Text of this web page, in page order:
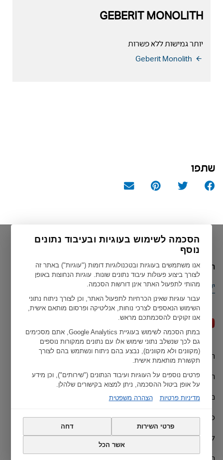
GEBERIT MONOLITH
יותר גמישות ללא פשרות
Geberit Monolith
שתפו
הסכמה לשימוש בעוגיות ובעיבוד נתונים
נוסף
אנו משתמשים בעוגיות ובטכנולוגיות דומות ("עוגיות") באתר זה
לצורך ביצוע פעולות עיבוד נתונים שונות. עוגיות הנחוצות באופן
מהותי לתפעול האתר אינן דורשות הסכמה.
עבור עוגיות שאינן הכרחיות לתפעול האתר, וכן לצורך ניתוח נתוני
השימוש הנאספים לצרכי נוחות, אנליטיקה ופרסום מותאם אישית,
אנו זקוקים להסכמתכם מראש.
במתן הסכמה לשימוש בעוגיית Google Analytics, אתם מסכימים
גם לכך שנשלב נתוני שימוש אלו עם נתונים ממקורות נוספים
(מקוונים ולא מקוונים), נבצע בהם ניתוח ונשתמש בהם לצורך
תקשורת מותאמת אישית.
פרטים נוספים על העוגיות ועיבוד הנתונים ("שירותים"), וכן מידע
על אופן ביטול ההסכמה, ניתן למצוא בקישורים שלהלן.
מדיניות פרטיות
הצהרה משפטית
פרטי השירות דחה
אשר הכל
הארץ הנוכחית שלך
ישראל
תנאי שימושGeberit כל הזכויות שמורות ל ©
הצהרות האיחוד האירופי
מדיניות פרטיות
כתב ויתור
קרדיט